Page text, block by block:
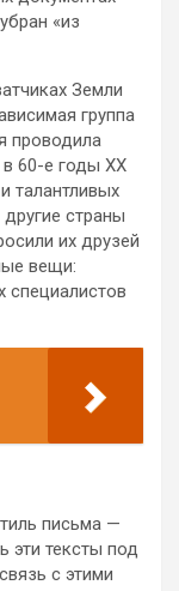
«из
Земли
группа
проводила
60-е годы XX
талантливых
страны
их друзей
вещи:
специалистов
письма —
эти тексты под
с этими